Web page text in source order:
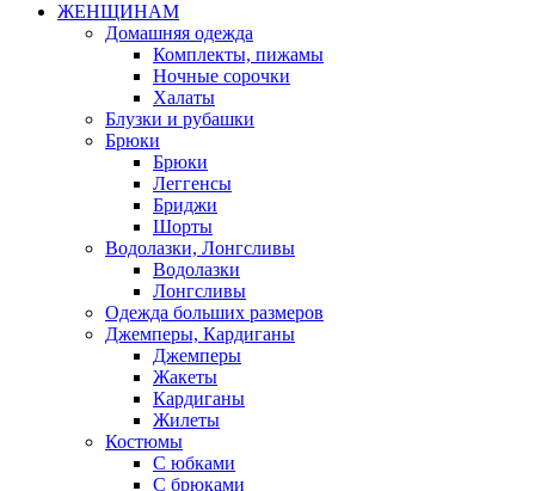
ЖЕНЩИНАМ
Домашняя одежда
Комплекты, пижамы
Ночные сорочки
Халаты
Блузки и рубашки
Брюки
Брюки
Леггенсы
Бриджи
Шорты
Водолазки, Лонгсливы
Водолазки
Лонгсливы
Одежда больших размеров
Джемперы, Кардиганы
Джемперы
Жакеты
Кардиганы
Жилеты
Костюмы
С юбками
С брюками